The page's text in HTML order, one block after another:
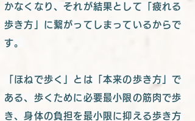
かなくなり、それが結果として「疲れる
歩き方」に繋がってしまっているからで
す。
「ほねで歩く」とは「本来の歩き方」で
ある、歩くために必要最小限の筋肉で歩
き、身体の負担を最小限に抑える歩き方